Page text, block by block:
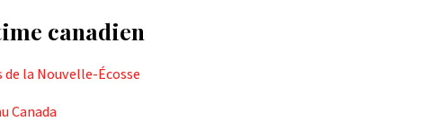
canadien
de la Nouvelle-Écosse
Canada